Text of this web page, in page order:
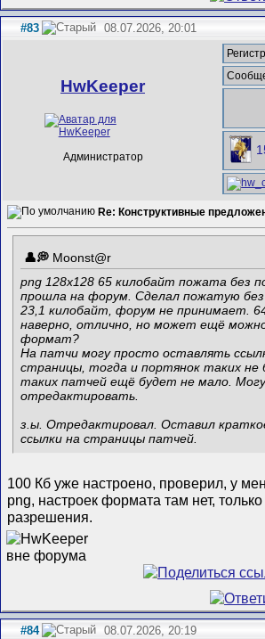
#83 08.07.2026, 20:01
HwKeeper
Администратор
Re: Конструктивные
Mооnst@r
png 128x128 65 килобайт пожата без
прошла на форум. Сделал пожатую без
23,1 килобайт, форум не принимает.
наверно, отлично, но может ещё
формат?
На патчи могу просто оставлять
страницы, тогда и портянок таких не
таких патчей ещё будет не мало.
отредактировать.
з.ы. Отредактировал. Оставил
ссылки на страницы патчей.
100 Кб уже настроено, проверил, у
png, настроек формата там нет,
разрешения.
#84 08.07.2026, 20:19